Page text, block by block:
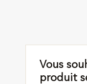
Vous
produit